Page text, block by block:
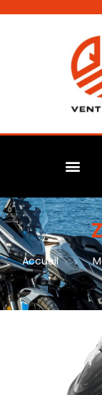
No
Accueil